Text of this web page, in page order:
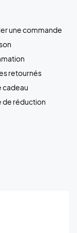
une commande
retournés
cadeau
de réduction